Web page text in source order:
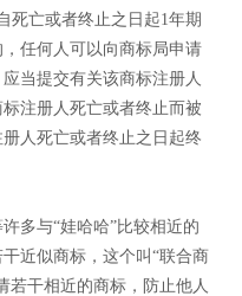
亡或者终止之日起1年期
任何人可以向商标局申请
当提交有关该商标注册人
注册人死亡或者终止而被
人死亡或者终止之日起终
多与“娃哈哈”比较相近的
近似商标，这个叫“联合商
若干相近的商标，防止他人